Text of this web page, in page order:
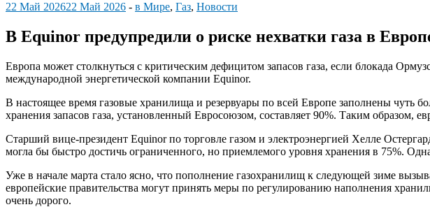
22 Май 202622 Май 2026 - в Мире, Газ, Новости
В Equinor предупредили о риске нехватки газа в
Европа может столкнуться с критическим дефицитом запасов газа, если блокада
международной энергетической компании Equinor.
В настоящее время газовые хранилища и резервуары по всей Европе заполнены чуть
хранения запасов газа, установленный Евросоюзом, составляет 90%. Таким образом,
Старший вице-президент Equinor по торговле газом и электроэнергией Хелле
могла бы быстро достичь ограниченного, но приемлемого уровня хранения в 75%.
Уже в начале марта стало ясно, что пополнение газохранилищ к следующей зиме
европейские правительства могут принять меры по регулированию наполнения
очень дорого.